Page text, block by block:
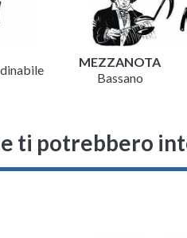
MEZZANOTA
Bassano
ti potrebbero